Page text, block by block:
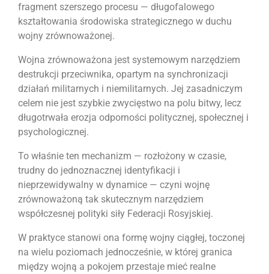
fragment szerszego procesu — długofalowego
kształtowania środowiska strategicznego w duchu
wojny zrównoważonej.
Wojna zrównoważona jest systemowym narzędziem
destrukcji przeciwnika, opartym na synchronizacji
działań militarnych i niemilitarnych. Jej zasadniczym
celem nie jest szybkie zwycięstwo na polu bitwy, lecz
długotrwała erozja odporności politycznej, społecznej i
psychologicznej.
To właśnie ten mechanizm — rozłożony w czasie,
trudny do jednoznacznej identyfikacji i
nieprzewidywalny w dynamice — czyni wojnę
zrównoważoną tak skutecznym narzędziem
współczesnej polityki siły Federacji Rosyjskiej.
W praktyce stanowi ona formę wojny ciągłej, toczonej
na wielu poziomach jednocześnie, w której granica
między wojną a pokojem przestaje mieć realne